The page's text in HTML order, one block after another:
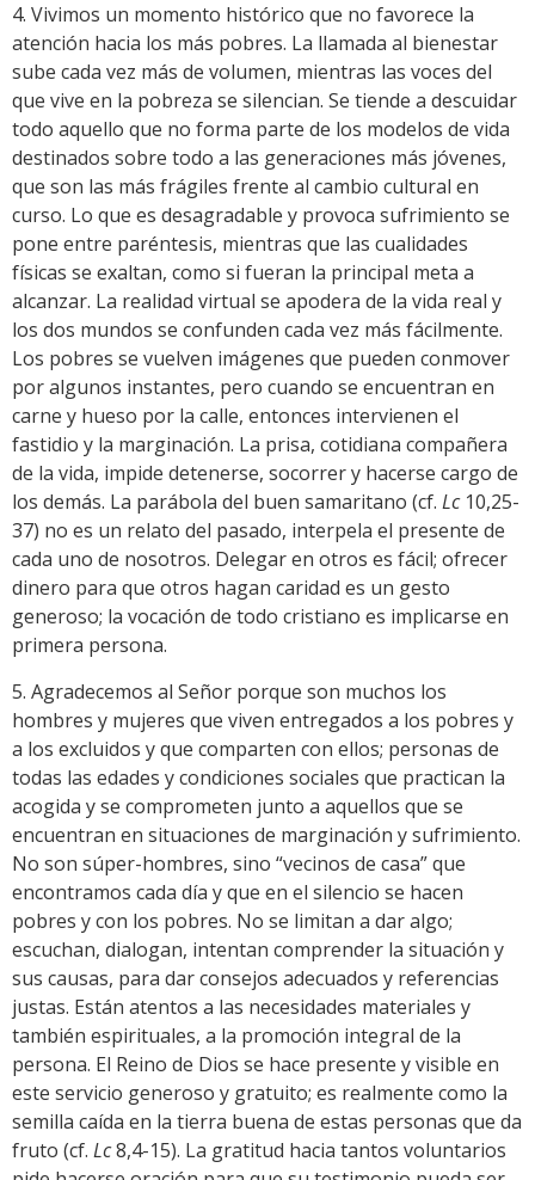
4. Vivimos un momento histórico que no favorece la
atención hacia los más pobres. La llamada al bienestar
sube cada vez más de volumen, mientras las voces del
que vive en la pobreza se silencian. Se tiende a descuidar
todo aquello que no forma parte de los modelos de vida
destinados sobre todo a las generaciones más jóvenes,
que son las más frágiles frente al cambio cultural en
curso. Lo que es desagradable y provoca sufrimiento se
pone entre paréntesis, mientras que las cualidades
físicas se exaltan, como si fueran la principal meta a
alcanzar. La realidad virtual se apodera de la vida real y
los dos mundos se confunden cada vez más fácilmente.
Los pobres se vuelven imágenes que pueden conmover
por algunos instantes, pero cuando se encuentran en
carne y hueso por la calle, entonces intervienen el
fastidio y la marginación. La prisa, cotidiana compañera
de la vida, impide detenerse, socorrer y hacerse cargo de
los demás. La parábola del buen samaritano (cf. Lc 10,25-
37) no es un relato del pasado, interpela el presente de
cada uno de nosotros. Delegar en otros es fácil; ofrecer
dinero para que otros hagan caridad es un gesto
generoso; la vocación de todo cristiano es implicarse en
primera persona.
5. Agradecemos al Señor porque son muchos los
hombres y mujeres que viven entregados a los pobres y
a los excluidos y que comparten con ellos; personas de
todas las edades y condiciones sociales que practican la
acogida y se comprometen junto a aquellos que se
encuentran en situaciones de marginación y sufrimiento.
No son súper-hombres, sino “vecinos de casa” que
encontramos cada día y que en el silencio se hacen
pobres y con los pobres. No se limitan a dar algo;
escuchan, dialogan, intentan comprender la situación y
sus causas, para dar consejos adecuados y referencias
justas. Están atentos a las necesidades materiales y
también espirituales, a la promoción integral de la
persona. El Reino de Dios se hace presente y visible en
este servicio generoso y gratuito; es realmente como la
semilla caída en la tierra buena de estas personas que da
fruto (cf. Lc8,4-15). La gratitud hacia tantos voluntarios